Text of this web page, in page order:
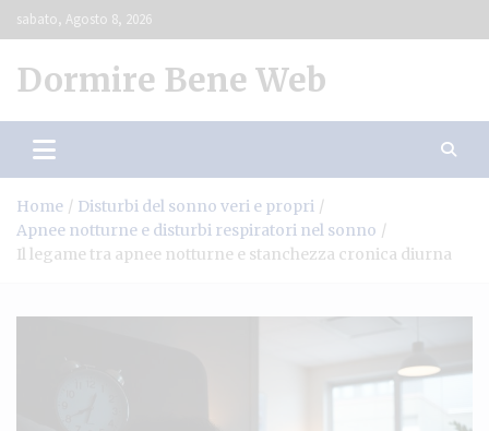
Skip
to
sabato, Agosto 8, 2026
Dormire Bene Web
Home
Disturbi del sonno veri e propri
Apnee notturne e disturbi respiratori nel sonno
Il legame tra apnee notturne e stanchezza cronica diurna